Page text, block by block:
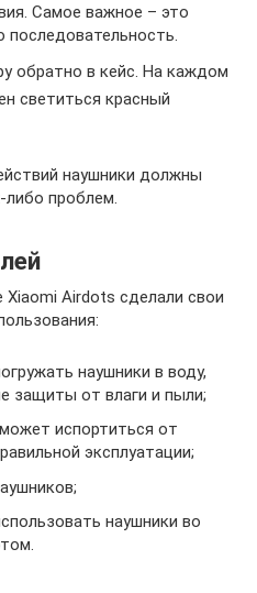
Самое важное – это
обратно в кейс. На каждом
светиться красный
наушники должны
либо проблем.
Airdots сделали свои
наушники в воду,
защиты от влаги и пыли;
испортиться от
эксплуатации;
наушники во